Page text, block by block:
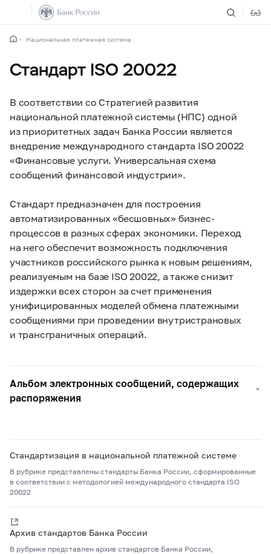
Национальная платежная система
Стандарт ISO 20022
В соответствии со Стратегией развития
национальной платежной системы (НПС) одной
из приоритетных задач Банка России является
внедрение международного стандарта ISO 20022
«Финансовые услуги. Универсальная схема
сообщений финансовой индустрии».
Стандарт предназначен для построения
автоматизированных «бесшовных» бизнес-
процессов в разных сферах экономики. Переход
на него обеспечит возможность подключения
участников российского рынка к новым решениям,
реализуемым на базе ISO 20022, а также снизит
издержки всех сторон за счет применения
унифицированных моделей обмена платежными
сообщениями при проведении внутристрановых
и трансграничных операций.
Альбом электронных сообщений, содержащих
распоряжения
Стандартизация в национальной платежной системе
В рубрике представлены стандарты Банка России, сформированные
в соответствии с методологией международного стандарта ISO
20022
Архив стандартов Банка России
В рубрике представлен архив стандартов Банка России,